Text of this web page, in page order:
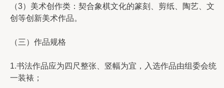
（3）美术创作类：契合象棋文化的篆刻、剪纸、陶艺、文
创等创新美术作品。
（三）作品规格
1.书法作品应为四尺整张、竖幅为宜，入选作品由组委会统
一装裱；